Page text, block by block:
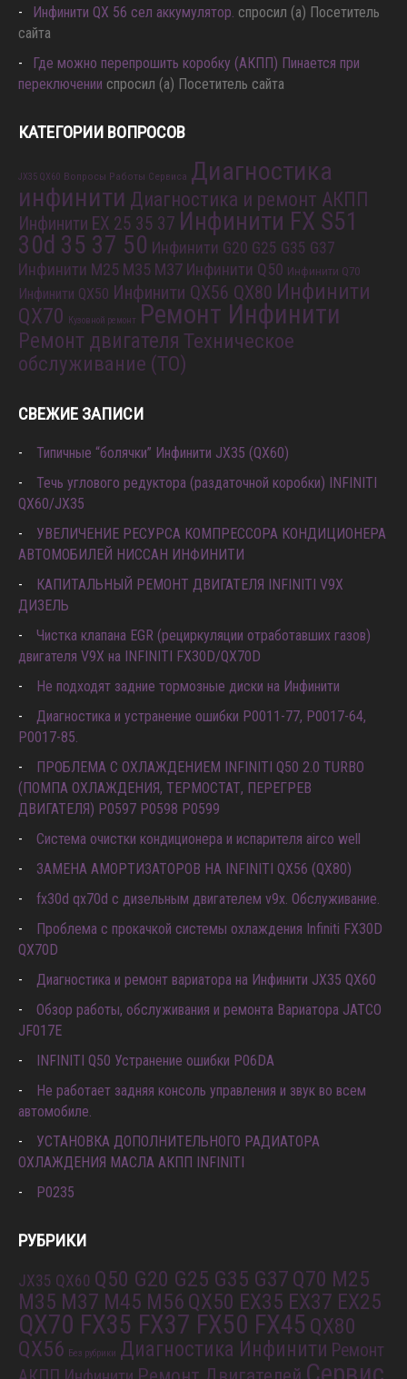
Инфинити QX 56 сел аккумулятор. спросил (а) Посетитель
сайта
Где можно перепрошить коробку (АКПП) Пинается при
переключении спросил (а) Посетитель сайта
КАТЕГОРИИ ВОПРОСОВ
JX35 QX60 Вопросы Работы Сервиса Диагностика
инфинити Диагностика и ремонт АКПП
Инфинити EX 25 35 37 Инфинити FX S51
30d 35 37 50 Инфинити G20 G25 G35 G37
Инфинити M25 M35 M37 Инфинити Q50 Инфинити Q70
Инфинити QX50 Инфинити QX56 QX80 Инфинити
QX70 Кузовной ремонт Ремонт Инфинити
Ремонт двигателя Техническое
обслуживание (ТО)
СВЕЖИЕ ЗАПИСИ
Типичные “болячки” Инфинити JX35 (QX60)
Течь углового редуктора (раздаточной коробки) INFINITI
QX60/JX35
УВЕЛИЧЕНИЕ РЕСУРСА КОМПРЕССОРА КОНДИЦИОНЕРА
АВТОМОБИЛЕЙ НИССАН ИНФИНИТИ
КАПИТАЛЬНЫЙ РЕМОНТ ДВИГАТЕЛЯ INFINITI V9X
ДИЗЕЛЬ
Чистка клапана EGR (рециркуляции отработавших газов)
двигателя V9X на INFINITI FX30D/QX70D
Не подходят задние тормозные диски на Инфинити
Диагностика и устранение ошибки Р0011-77, P0017-64,
P0017-85.
ПРОБЛЕМА С ОХЛАЖДЕНИЕМ INFINITI Q50 2.0 TURBO
(ПОМПА ОХЛАЖДЕНИЯ, ТЕРМОСТАТ, ПЕРЕГРЕВ
ДВИГАТЕЛЯ) P0597 P0598 P0599
Система очистки кондиционера и испарителя airco well
ЗАМЕНА АМОРТИЗАТОРОВ НА INFINITI QX56 (QX80)
fx30d qx70d с дизельным двигателем v9x. Обслуживание.
Проблема с прокачкой системы охлаждения Infiniti FX30D
QX70D
Диагностика и ремонт вариатора на Инфинити JX35 QX60
Обзор работы, обслуживания и ремонта Вариатора JATCO
JF017E
INFINITI Q50 Устранение ошибки P06DA
Не работает задняя консоль управления и звук во всем
автомобиле.
УСТАНОВКА ДОПОЛНИТЕЛЬНОГО РАДИАТОРА
ОХЛАЖДЕНИЯ МАСЛА АКПП INFINITI
P0235
РУБРИКИ
JX35 QX60 Q50 G20 G25 G35 G37 Q70 M25
M35 M37 M45 M56 QX50 EX35 EX37 EX25
QX70 FX35 FX37 FX50 FX45 QX80
QX56 Без рубрики Диагностика Инфинити Ремонт